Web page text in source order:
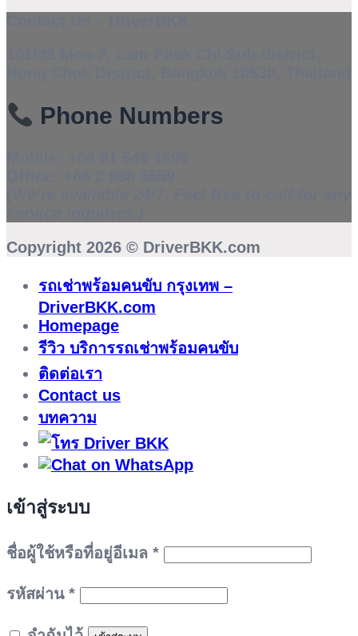
Phone Numbers
Copyright 2026 © DriverBKK.com
รถเช่าพร้อมคนขับ กรุงเทพ –
DriverBKK.com
Homepage
รีวิว บริการรถเช่าพร้อมคนขับ
ติดต่อเรา
Contact us
บทความ
เข้าสู่ระบบ
ชื่อผู้ใช้หรือที่อยู่อีเมล *ต้องการ
รหัสผ่าน *ต้องการ